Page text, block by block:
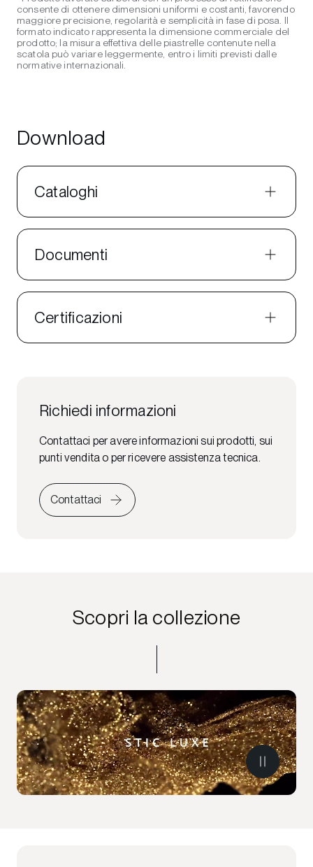
consente di ottenere dimensioni uniformi e costanti, favorendo
maggiore precisione, regolarità e semplicità in fase di posa. Il
formato indicato rappresenta la dimensione commerciale del
prodotto; la misura effettiva delle piastrelle contenute nella
scatola può variare leggermente, entro i limiti previsti dalle
normative internazionali.
Download
Cataloghi
Documenti
Certificazioni
Richiedi informazioni
Contattaci per avere informazioni sui prodotti, sui
punti vendita o per ricevere assistenza tecnica.
Contattaci
Scopri la collezione